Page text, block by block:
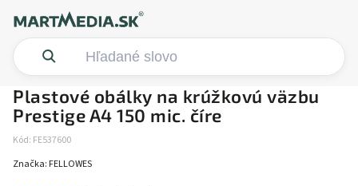
Plastové obálky na krúžkovú väzbu
Prestige A4 150 mic. číre
Kód: FE537600
Značka: FELLOWES